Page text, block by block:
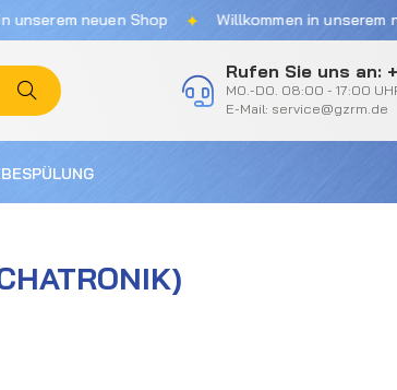
neuen Shop ✦ Willkommen in unserem neuen
Rufen Sie uns an:
MO.-DO. 08:00 - 17:00
E-Mail: service@gzrm.de